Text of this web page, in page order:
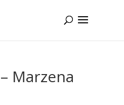
Marzena